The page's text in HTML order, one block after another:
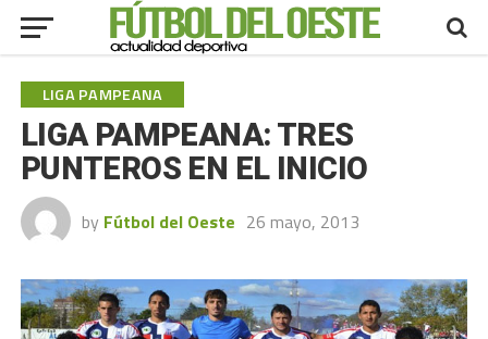
LIGA PAMPEANA
LIGA PAMPEANA: TRES
PUNTEROS EN EL INICIO
by Fútbol del Oeste 26 mayo, 2013